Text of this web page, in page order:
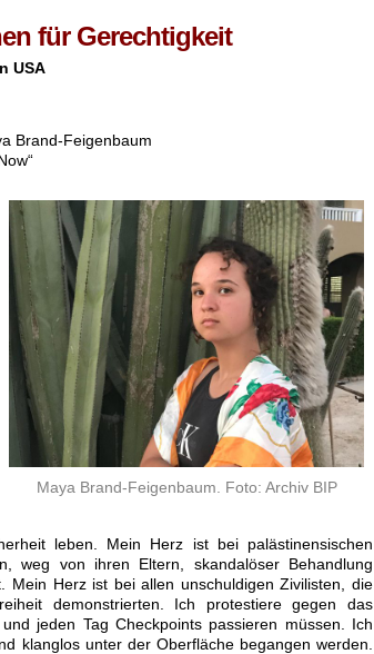
für Gerechtigkeit
USA
Brand-Feigenbaum
Maya Brand-Feigenbaum. Foto: Archiv BIP
leben. Mein Herz ist bei palästinensischen
weg von ihren Eltern, skandalöser Behandlung
Mein Herz ist bei allen unschuldigen Zivilisten, die
demonstrierten. Ich protestiere gegen das
jeden Tag Checkpoints passieren müssen. Ich
klanglos unter der Oberfläche begangen werden.